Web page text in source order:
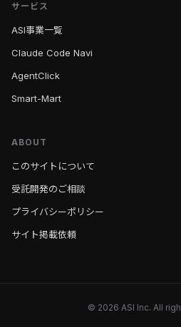
サービス
ASI事業一覧
Claude Code Navi
AgentClick
Smart-Mart
ABOUT
このサイトについて
受託開発のご相談
プライバシーポリシー
サイト掲載依頼
© 2026 ASI Inc. All